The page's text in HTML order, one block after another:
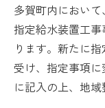
多賀町内におい
指定給水装置工
ります。新たに
受け、指定事項
に記入の上、地